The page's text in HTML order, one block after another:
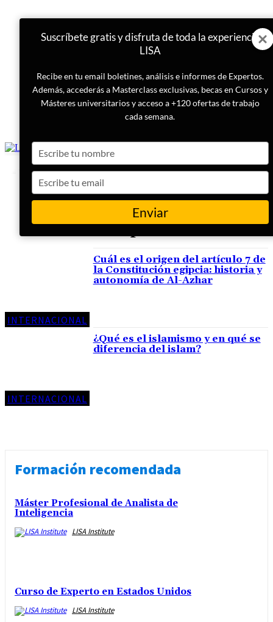
ETIQUETA
islam político
INTERNACIONAL
Cuál es el origen del artículo 7 de
la Constitución egipcia: historia y
autonomía de Al-Azhar
INTERNACIONAL
¿Qué es el islamismo y en qué se
diferencia del islam?
Formación recomendada
Máster Profesional de Analista de
Inteligencia
LISA Institute
Curso de Experto en Estados Unidos
LISA Institute
Suscríbete gratis y disfruta de toda la experiencia
LISA
Recibe en tu email boletines, análisis e informes de Expertos.
Además, accederás a Masterclass exclusivas, becas en Cursos y
Másteres universitarios y acceso a +120 ofertas de trabajo
cada semana.
your
name
your
email
Enviar